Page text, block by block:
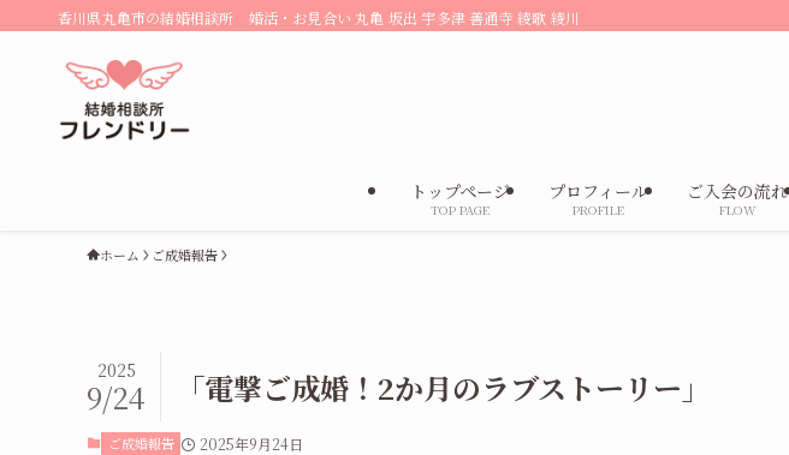
香川県丸亀市の結婚相談所 婚活・お見合い 丸亀 坂出 宇多津 善通寺 綾歌 綾川
トップページ
TOP PAGE
プロフィール
PROFILE
ご入会の流れ
FLOW
ホーム ご成婚報告
「電撃ご成婚！2か月のラブストーリー」
2025
9/24
ご成婚報告 2025年9月24日